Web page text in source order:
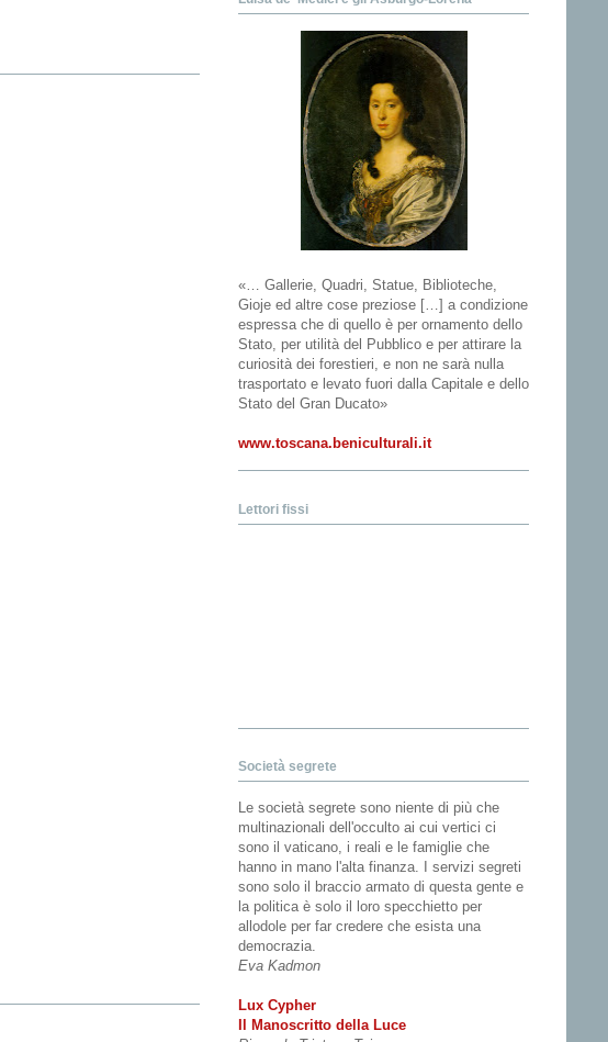
«… Gallerie, Quadri, Statue, Biblioteche,
Gioje ed altre cose preziose […] a condizione
espressa che di quello è per ornamento dello
Stato, per utilità del Pubblico e per attirare la
curiosità dei forestieri, e non ne sarà nulla
trasportato e levato fuori dalla Capitale e dello
Stato del Gran Ducato»
www.toscana.beniculturali.it
Lettori fissi
Società segrete
Le società segrete sono niente di più che
multinazionali dell'occulto ai cui vertici ci
sono il vaticano, i reali e le famiglie che
hanno in mano l'alta finanza. I servizi segreti
sono solo il braccio armato di questa gente e
la politica è solo il loro specchietto per
allodole per far credere che esista una
democrazia.
Eva Kadmon
Lux Cypher
Il Manoscritto della Luce